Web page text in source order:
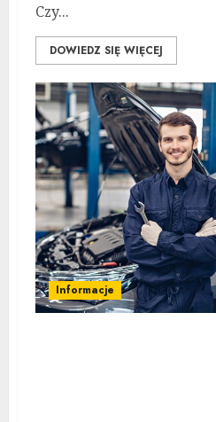
Czy...
DOWIEDZ SIĘ WIĘCEJ
Informacje